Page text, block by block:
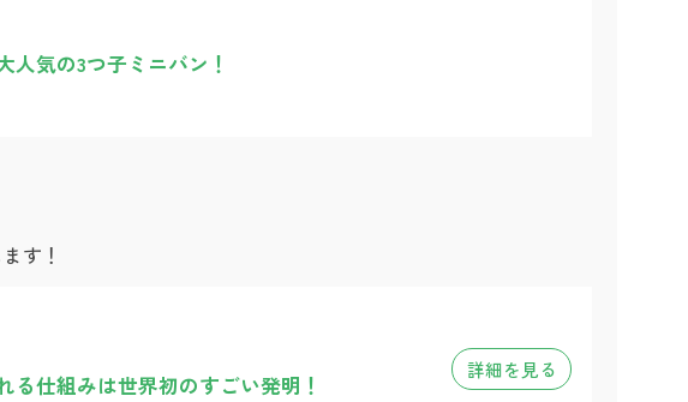
気の3つ子ミニバン！
す！
仕組みは世界初のすごい発明！
詳細を見る